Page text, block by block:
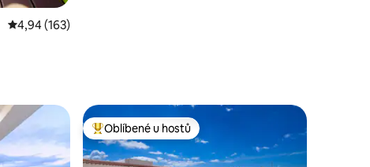
Průměrné hodnocení 4,94 z 5, 163 hodnocení
4,94 (163)
Nejlepší v kategorii Oblíbené u hostů
Oblíbené u hostů